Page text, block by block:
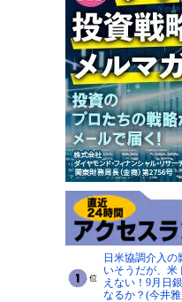
日米協調介入の
いそうだが、米
えない！9月日
なるか？(今井